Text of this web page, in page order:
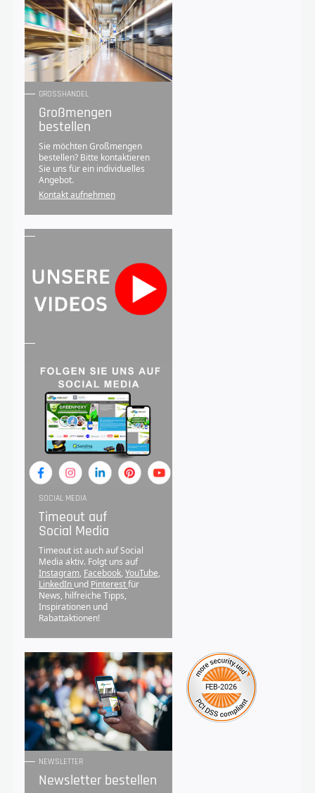
GROSSHANDEL
Großmengen
bestellen
Sie möchten Großmengen
bestellen? Bitte kontaktieren
Sie uns für ein individuelles
Angebot.
Kontakt aufnehmen
SOCIAL MEDIA
Timeout auf
Social Media
Timeout ist auch auf Social
Media aktiv. Folgt uns auf
Instagram, Facebook, YouTube,
LinkedIn und Pinterestfür
News, hilfreiche Tipps,
Inspirationen und
Rabattaktionen!
NEWSLETTER
Newsletter bestellen